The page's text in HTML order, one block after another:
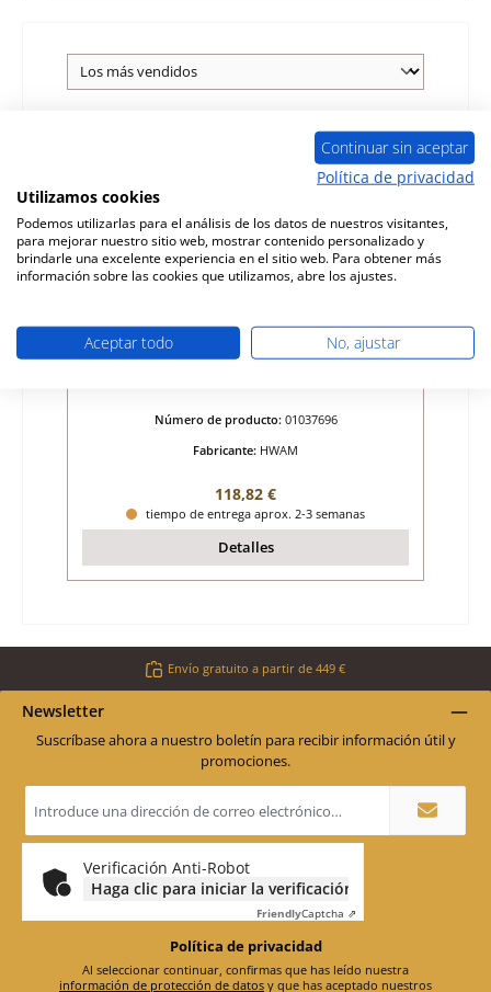
HWAM I 80 rejilla de ceniza
Número de producto: 01037696
Fabricante: HWAM
Precio normal:
118,82 €
tiempo de entrega aprox. 2-3 semanas
Detalles
Envío gratuito a partir de 449 €
Newsletter
Suscríbase ahora a nuestro boletín para recibir información útil y
promociones.
de
correo
electrónico
Verificación Anti-Robot
Haga clic para iniciar la verificación
FriendlyCaptcha ⇗
Política de privacidad
información de protección de datos
Continuar sin aceptar
Política de privacidad
Utilizamos cookies
Podemos utilizarlas para el análisis de los datos de nuestros visitantes,
para mejorar nuestro sitio web, mostrar contenido personalizado y
brindarle una excelente experiencia en el sitio web. Para obtener más
información sobre las cookies que utilizamos, abre los ajustes.
Aceptar todo No, ajustar